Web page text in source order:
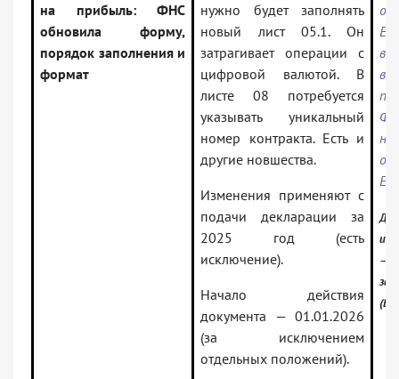
на прибыль: ФНС
обновила форму,
порядок заполнения и
формат
нужно будет заполнять
новый лист 05.1. Он
затрагивает операции с
цифровой валютой. В
листе 08 потребуется
указывать уникальный
номер контракта. Есть и
другие новшества.
Изменения применяют с
подачи декларации за
2025 год (есть
исключение).
Начало действия
документа — 01.01.2026
(за исключением
отдельных положений).
в
—